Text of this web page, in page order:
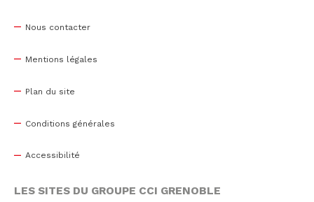
Nous contacter
Mentions légales
Plan du site
Conditions générales
Accessibilité
LES SITES DU GROUPE CCI GRENOBLE